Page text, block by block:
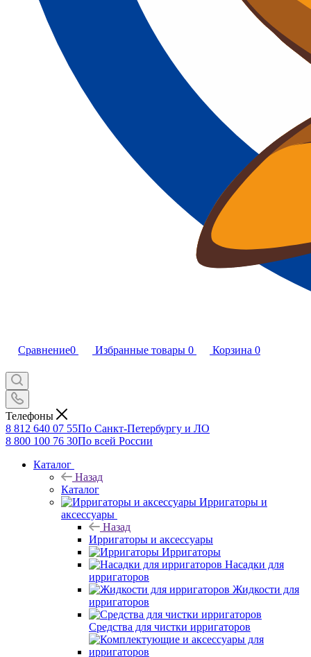
Сравнение0 Избранные товары 0 Корзина 0
Телефоны
8 812 640 07 55По Санкт-Петербургу и ЛО
8 800 100 76 30По всей России
Каталог
Назад
Каталог
Ирригаторы и
аксессуары
Назад
Ирригаторы и аксессуары
Ирригаторы
Насадки для
ирригаторов
Жидкости для
ирригаторов
Средства для чистки ирригаторов